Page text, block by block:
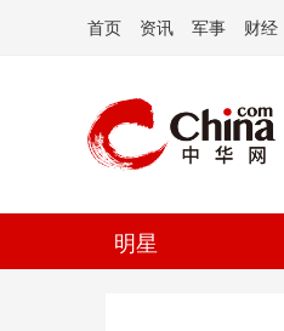
首页 资讯 军事 财经
明星